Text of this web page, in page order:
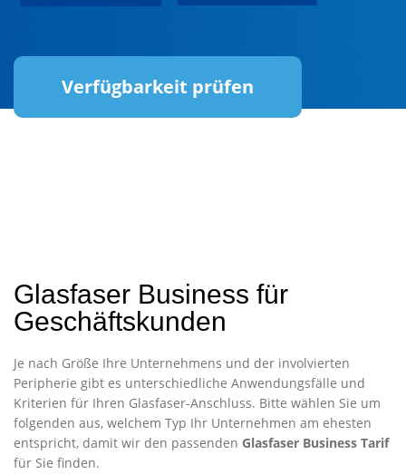
Verfügbarkeit prüfen
Glasfaser Business für
Geschäftskunden
Je nach Größe Ihre Unternehmens und der involvierten
Peripherie gibt es unterschiedliche Anwendungsfälle und
Kriterien für Ihren Glasfaser-Anschluss. Bitte wählen Sie um
folgenden aus, welchem Typ Ihr Unternehmen am ehesten
entspricht, damit wir den passenden Glasfaser Business Tarif
für Sie finden.